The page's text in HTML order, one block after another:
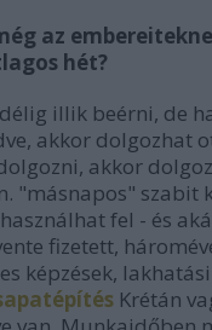
az
hét?
illik beérni, de
akkor dolgozhat
akkor
"másnapos" szabit
fel - és
fizetett,
képzések,
Krétán